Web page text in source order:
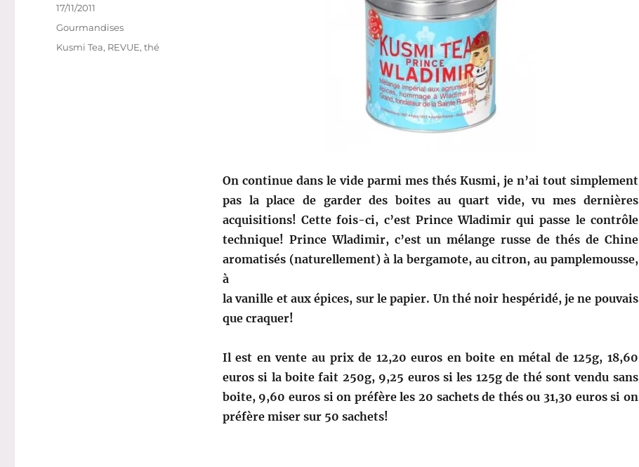
On continue dans le vide parmi mes thés Kusmi, je n’ai tout simplement
pas la place de garder des boites au quart vide, vu mes dernières
acquisitions! Cette fois-ci, c’est Prince Wladimir qui passe le contrôle
technique! Prince Wladimir, c’est un mélange russe de thés de Chine
aromatisés (naturellement) à la bergamote, au citron, au pamplemousse,
à
la vanille et aux épices, sur le papier. Un thé noir hespéridé, je ne pouvais
que craquer!
Il est en vente au prix de 12,20 euros en boite en métal de 125g, 18,60
euros si la boite fait 250g, 9,25 euros si les 125g de thé sont vendu sans
boite, 9,60 euros si on préfère les 20 sachets de thés ou 31,30 euros si on
préfère miser sur 50 sachets!
Publié
17/11/2011
Catégories
Gourmandises
Étiquettes
Kusmi Tea, REVUE,thé